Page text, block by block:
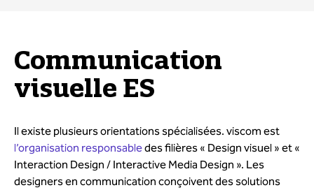
Communication
visuelle ES
Il existe plusieurs orientations spécialisées. viscom est
l’organisation responsabledes filières « Design visuel » et «
Interaction Design / Interactive Media Design ». Les
designers en communication conçoivent des solutions